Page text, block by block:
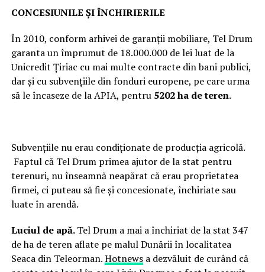
CONCESIUNILE ȘI ÎNCHIRIERILE
În 2010, conform arhivei de garanții mobiliare, Tel Drum
garanta un împrumut de 18.000.000 de lei luat de la
Unicredit Țiriac cu mai multe contracte din bani publici,
dar și cu subvențiile din fonduri europene, pe care urma
să le încaseze de la APIA, pentru 5202 ha de teren.
Subvențiile nu erau condiționate de producția agricolă.
Faptul că Tel Drum primea ajutor de la stat pentru
terenuri, nu înseamnă neapărat că erau proprietatea
firmei, ci puteau să fie și concesionate, închiriate sau
luate în arendă.
Luciul de apă.Tel Drum a mai a închiriat de la stat 347
de ha de teren aflate pe malul Dunării în localitatea
Seaca din Teleorman.Hotnewsa dezvăluit de curând că